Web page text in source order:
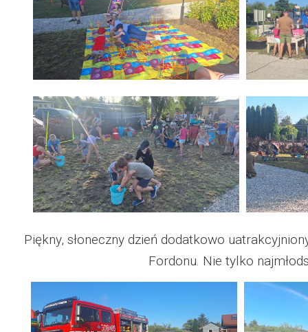
Piękny, słoneczny dzień dodatkowo
Fordonu. Nie tylko